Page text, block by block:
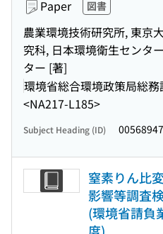
Paper 図書
農業環境技術研究所, 東京
究科, 日本環境衛生センタ
ター [著]
環境省総合環境政策局総
<NA217-L185>
Subject Heading (ID)
窒素りん比
影響等調査
(環境省請負